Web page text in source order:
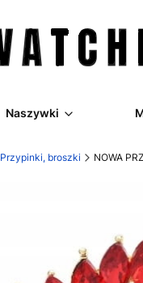
Naszywki
Przypinki, broszki NOWA